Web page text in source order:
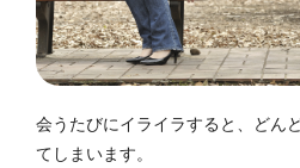
会うたびにイライラすると、どん
てしまいます。